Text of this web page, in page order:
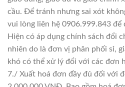
cầu. Để tránh nhưng sai xót
vui lòng liên hệ 0906.999.843
Hiện có áp dụng chính sách đổi
nhiên do là đơn vị phân phối sỉ,
khó có thể xử lý đổi với các đơn
7./ Xuất hoá đơn đầy đủ đối với